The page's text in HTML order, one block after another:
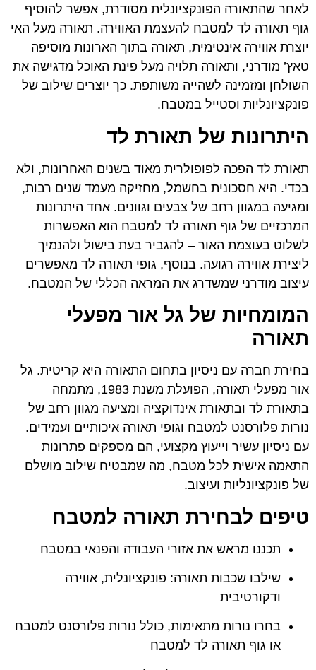
לאחר שהתאורה הפונקציונלית מסודרת, אפשר להוסיף
גוף תאורה לד למטבח להעצמת האווירה. תאורה מעל האי
יוצרת אווירה אינטימית, תאורה בתוך הארונות מוסיפה
טאץ’ מודרני, ותאורה תלויה מעל פינת האוכל מדגישה את
השולחן ומזמינה לשהייה משותפת. כך יוצרים שילוב של
פונקציונליות וסטייל במטבח.
היתרונות של תאורת לד
תאורת לד הפכה לפופולרית מאוד בשנים האחרונות, ולא
בכדי. היא חסכונית בחשמל, מחזיקה מעמד שנים רבות,
ומגיעה במגוון רחב של צבעים וגוונים. אחד היתרונות
המרכזיים של גוף תאורה לד למטבח הוא האפשרות
לשלוט בעוצמת האור – להגביר בעת בישול ולהנמיך
ליצירת אווירה רגועה. בנוסף, גופי תאורה לד מאפשרים
עיצוב מודרני שמשדרג את המראה הכללי של המטבח.
המומחיות של גל אור מפעלי
תאורה
בחירת חברה עם ניסיון בתחום התאורה היא קריטית. גל
אור מפעלי תאורה, הפועלת משנת 1983, מתמחה
בתאורת לד ובתאורת אינדוקציה ומציעה מגוון רחב של
נורות פלורסנט למטבח וגופי תאורה איכותיים ועמידים.
עם ניסיון עשיר וייעוץ מקצועי, הם מספקים פתרונות
התאמה אישית לכל מטבח, מה שמבטיח שילוב מושלם
של פונקציונליות ועיצוב.
טיפים לבחירת תאורה למטבח
תכננו מראש את אזורי העבודה והפנאי במטבח
שילבו שכבות תאורה: פונקציונלית, אווירה
ודקורטיבית
בחרו נורות מתאימות, כולל נורות פלורסנט למטבח
או גוף תאורה לד למטבח